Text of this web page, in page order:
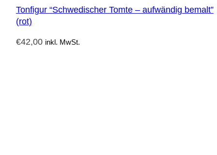
Tonfigur “Schwedischer Tomte – aufwändig bemalt”
(rot)
€42,00 inkl. MwSt.